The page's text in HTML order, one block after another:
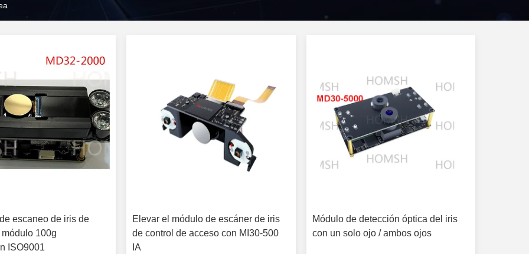
escaneo de iris de
100g
ISO9001
Elevar el módulo de escáner de iris
de control de acceso con MI30-500
IA
Módulo de detección óptica del iris
con un solo ojo / ambos ojos